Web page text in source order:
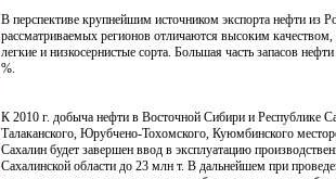
В перспективе крупнейшим источником экспорта нефти из
рассматриваемых регионов отличаются высоким
легкие и низкосернистые сорта. Большая часть запасов
%.
К 2010 г. добыча нефти в Восточной Сибири и Республике
Талаканского, Юрубчено-Тохомского, Куюмбинского
Сахалин будет завершен ввод в эксплуатацию
Сахалинской области до 23 млн т. В дальнейшем при